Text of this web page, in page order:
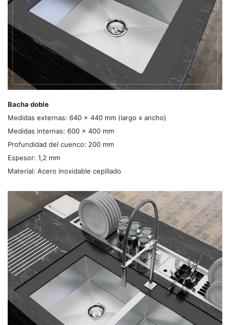
Bacha doble
Medidas externas: 640 x 440 mm (largo x ancho)
Medidas internas: 600 x 400 mm
Profundidad del cuenco: 200 mm
Espesor: 1,2 mm
Material: Acero inoxidable cepillado